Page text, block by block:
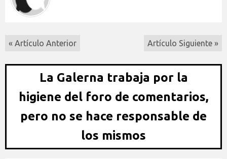
« Artículo Anterior Artículo Siguiente »
La Galerna trabaja por la
higiene del foro de comentarios,
pero no se hace responsable de
los mismos